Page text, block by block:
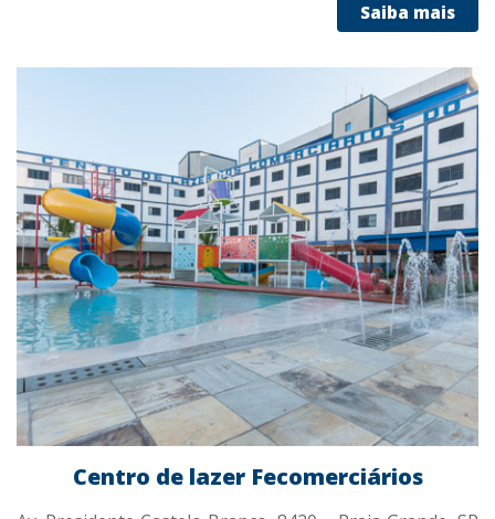
Saiba mais
Centro de lazer Fecomerciários